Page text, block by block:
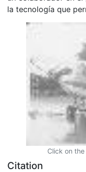
la tecnología que
Click on
Citation